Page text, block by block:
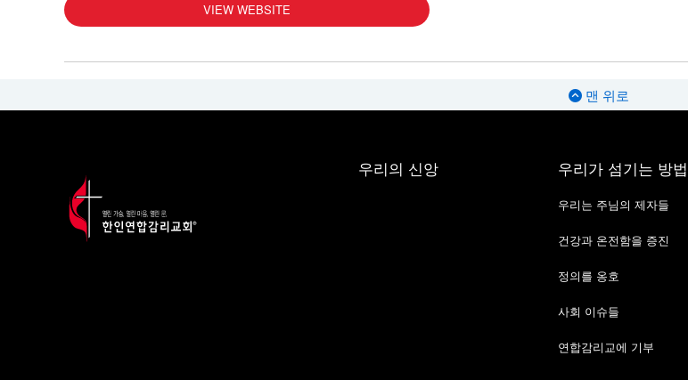
VIEW WEBSITE
맨 위로
우리의 신앙 우리가 섬기는 방법
우리는 주님의 제자들
건강과 온전함을 증진
정의를 옹호
사회 이슈들
연합감리교에 기부